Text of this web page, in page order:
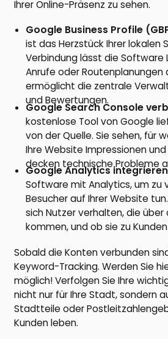
Ihrer Online-Präsenz zu sehen.
Google Business Profile
ist das Herzstück Ihrer lokalen
Verbindung lässt die Software
Anrufe oder Routenplanungen
ermöglicht die zentrale
und Bewertungen.
Google Search Console
kostenlose Tool von Google
von der Quelle. Sie sehen, für
Ihre Website Impressionen
decken technische Probleme
Google Analytics
Software mit Analytics, um zu
Besucher auf Ihrer Website
sich Nutzer verhalten, die über
kommen, und ob sie zu
Sobald die Konten verbunden
Keyword-Tracking. Werden Sie
möglich! Verfolgen Sie Ihre
nicht nur für Ihre Stadt, sondern
Stadtteile oder
Kunden leben.